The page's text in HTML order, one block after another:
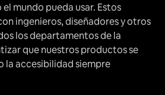
mundo pueda usar. Estos
ingenieros, diseñadores y otros
los departamentos de la
que nuestros productos se
la accesibilidad siempre